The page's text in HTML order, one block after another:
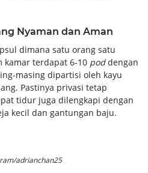
Nyaman dan Aman
dimana satu orang satu
kamar terdapat 6-10 poddengan
masing dipartisi oleh kayu
Pastinya privasi tetap
tidur juga dilengkapi dengan
kecil dan gantungan baju.
adrianchan25